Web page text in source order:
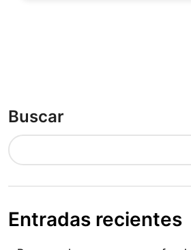
Buscar
Entradas recientes